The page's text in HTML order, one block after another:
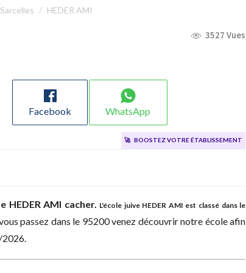
HEDER AMI
3527 Vues
Facebook WhatsApp
🚀 Boostez votre établissement
HEDER AMI cacher. L'école juive HEDER AMI est classé dans le
passez dans le 95200 venez découvrir notre école afin
2026.